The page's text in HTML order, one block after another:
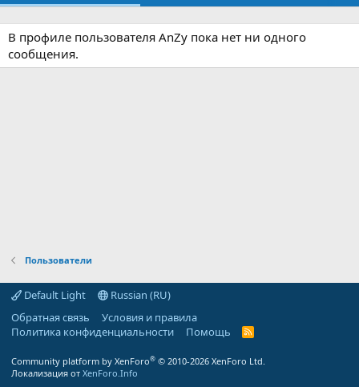
В профиле пользователя AnZy пока нет ни одного
сообщения.
Пользователи
Default Light
Russian (RU)
Обратная связь
Условия и правила
Политика конфиденциальности
Помощь
R
Community platform by XenForo® © 2010-2026 XenForo Ltd.
Локализация от XenForo.Info